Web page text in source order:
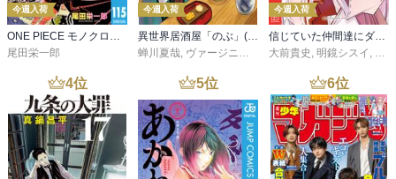
今週入荷
尾田栄一郎
今週入荷
蝉川夏哉 ヴァージニア二等兵 ,転
今週入荷
大前貴史 明鏡シスイ
4位 5位 6位